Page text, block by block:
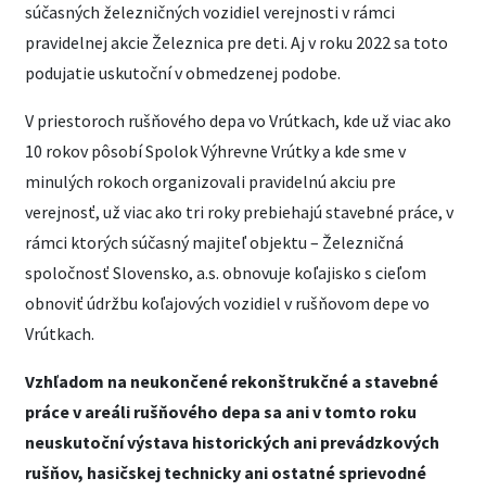
súčasných železničných vozidiel verejnosti v rámci
pravidelnej akcie Železnica pre deti. Aj v roku 2022 sa toto
podujatie uskutoční v obmedzenej podobe.
V priestoroch rušňového depa vo Vrútkach, kde už viac ako
10 rokov pôsobí Spolok Výhrevne Vrútky a kde sme v
minulých rokoch organizovali pravidelnú akciu pre
verejnosť, už viac ako tri roky prebiehajú stavebné práce, v
rámci ktorých súčasný majiteľ objektu – Železničná
spoločnosť Slovensko, a.s. obnovuje koľajisko s cieľom
obnoviť údržbu koľajových vozidiel v rušňovom depe vo
Vrútkach.
Vzhľadom na neukončené rekonštrukčné a stavebné
práce v areáli rušňového depa sa ani v tomto roku
neuskutoční výstava historických ani prevádzkových
rušňov, hasičskej technicky ani ostatné sprievodné